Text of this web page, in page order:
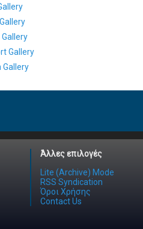
Gallery
Gallery
Άλλες επιλογές
Lite (Archive) Mode
RSS Syndication
Όροι Χρήσης
Contact Us